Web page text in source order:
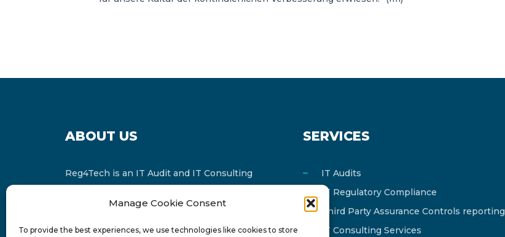
Manage Cookie Consent
To provide the best experiences, we use technologies like cookies to store
ABOUT US
Reg4Tech is an IT Audit and IT Consulting
Russell Bedford International and affiliate of
FINCAP Group of Companies.
SERVICES
IT Audits
IT Regulatory Compliance
Third Party Assurance Controls reporting
IT Consulting Services